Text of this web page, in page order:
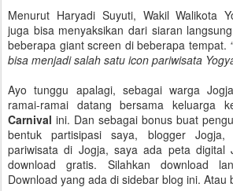
Menurut Haryadi Suyuti, Wakil Walikota
juga bisa menyaksikan dari siaran
beberapa giant screen di beberapa tempat.
bisa menjadi salah satu icon pariwisata
Ayo tunggu apalagi, sebagai warga
ramai-ramai datang bersama keluarga
Carnival ini. Dan sebagai bonus buat
bentuk partisipasi saya, blogger Jogja,
pariwisata di Jogja, saya ada peta digital
download gratis. Silahkan download
Download yang ada di sidebar blog ini. Atau